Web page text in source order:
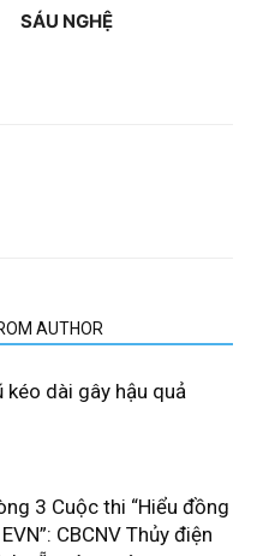
AUTHOR
kéo dài gây hậu quả
3 Cuộc thi “Hiểu đồng
CBCNV Thủy điện